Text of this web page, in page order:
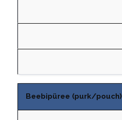
Beebipüree (purk/pouch)